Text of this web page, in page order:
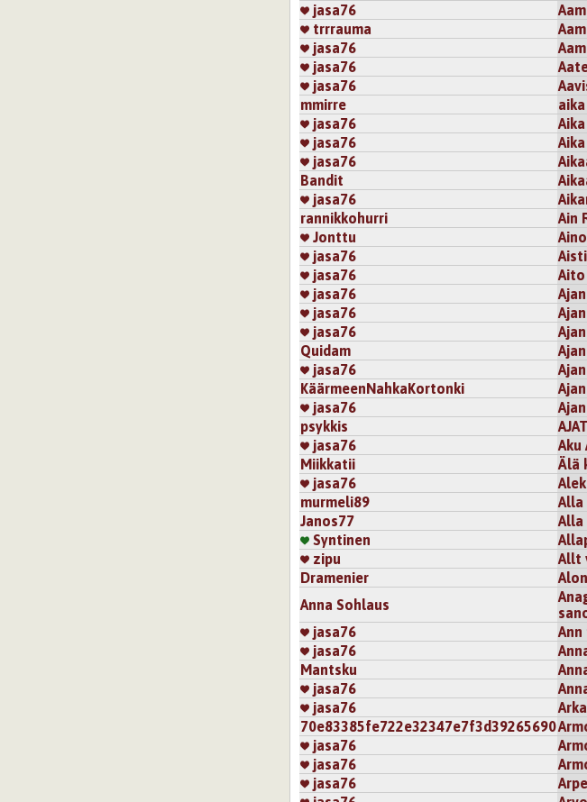
jasa76
trrrauma
jasa76
jasa76
jasa76
mmirre
aika
jasa76
jasa76
jasa76
Bandit
jasa76
rannikkohurri
Ain
Jonttu
jasa76
Aisti
jasa76
Aito
jasa76
jasa76
jasa76
Quidam
jasa76
KäärmeenNahkaKortonki
jasa76
psykkis
jasa76
Aku
Miikkatii
Älä
jasa76
murmeli89
Alla
Janos77
Alla
Syntinen
zipu
Allt
Dramenier
Anna Sohlaus
jasa76
Ann
jasa76
Mantsku
jasa76
jasa76
70e83385fe722e32347e7f3d39265690
jasa76
jasa76
jasa76